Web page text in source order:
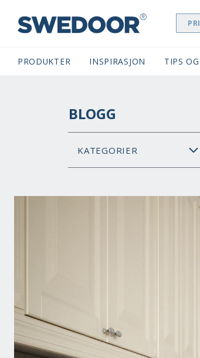
SWEDOOR NAVIGATION
PRODUKTER INSPIRASJON TIPS
BLOGG